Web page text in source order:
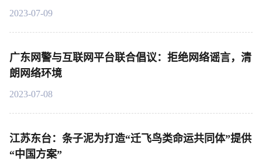
2023-07-09
广东网警与互联网平台联合倡议：拒绝网络谣言，清
朗网络环境
2023-07-08
江苏东台：条子泥为打造“迁飞鸟类命运共同体”提供
“中国方案”